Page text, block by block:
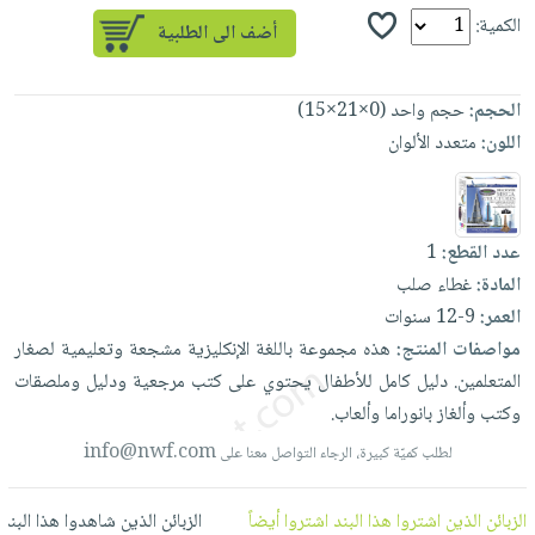
العناية
بالأسنان
والتغذية
أدوات
الأوعية
والتخزين
أدوات
المطبخ
الأكثر
مبيعاً
للمدارس
اكسسوارات
كتب
اكسسوارات
منزلية
اكسسوارات
ملابس
مطرزات
حقائب
حلي
بالذات
شحن
بنود
مختارة
اشتراكات
كل
الاشتراكات
صندوق
القراءة
iKitab
بلا
حدود
بحث
متقدم
نيل
وفرات
عن
الشركة
سياسة
الشركة
حسابك
الأمنيات
الكمية:
الحجم:حجم واحد (0×21×15)
اللون:متعدد الألوان
عدد القطع:1
المادة:غطاء صلب
العمر:9-12 سنوات
مواصفات المنتج: هذه مجموعة باللغة الإنكليزية مشجعة وتعليمية لصغار
المتعلمين. دليلكامل للأطفال يحتوي على كتب مرجعية ودليل وملصقات
وكتب وألغازبانوراما وألعاب.
لطلب كميّة كبيرة، الرجاء التواصل معنا علىinfo@nwf.com
الزبائن الذين اشتروا هذا البند اشتروا أيضاً الزبائن الذين شاهدوا هذا